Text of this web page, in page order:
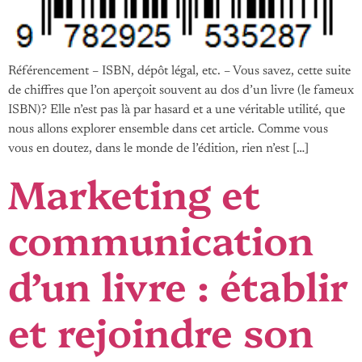
Référencement – ISBN, dépôt légal, etc. – Vous savez, cette suite
de chiffres que l’on aperçoit souvent au dos d’un livre (le fameux
ISBN)? Elle n’est pas là par hasard et a une véritable utilité, que
nous allons explorer ensemble dans cet article. Comme vous
vous en doutez, dans le monde de l’édition, rien n’est […]
Marketing et
communication
d’un livre : établir
et rejoindre son